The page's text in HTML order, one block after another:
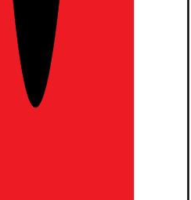
att byta upp sig till iPad Air.
det fantastiska M3-chippet, en
på antingen 13 tum eller 11 tum1,
trådlöst internet och stöd för Apple